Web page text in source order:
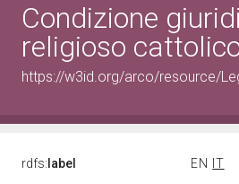
Condizione
religioso
https://w3id.org/arco/resource/
rdfs: label EN
IT